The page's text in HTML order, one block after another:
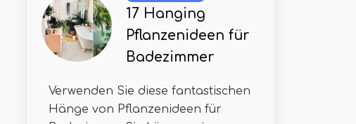
17 Hanging
Pflanzenideen für
Badezimmer
Verwenden Sie diese fantastischen
Hänge von Pflanzenideen für